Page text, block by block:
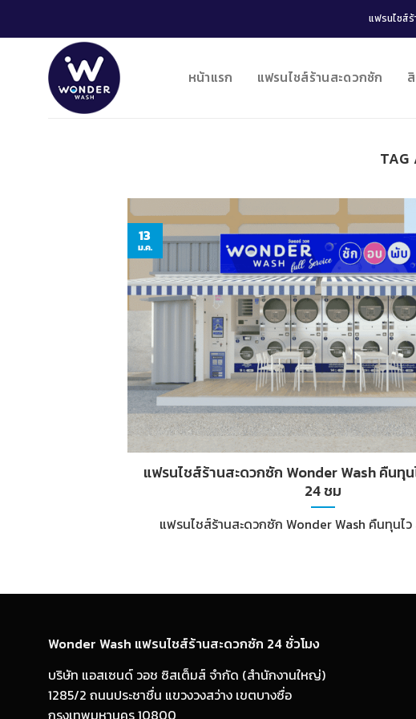
แฟรนไชส์ร้
หน้าแรก แฟรนไชส์ร้านสะดวกซัก
TAG
แฟรนไชส์ร้านสะดวกซัก Wonder Wash คืนทุ
24 ชม
แฟรนไชส์ร้านสะดวกซัก Wonder Wash คืนทุนไว
13
ม.ค.
Wonder Wash แฟรนไชส์ร้านสะดวกซัก 24 ชั่วโมง
บริษัท แอสเซนด์ วอช ซิสเต็มส์ จำกัด (สำนักงานใหญ่)
1285/2 ถนนประชาชื่น แขวงวงสว่าง เขตบางซื่อ